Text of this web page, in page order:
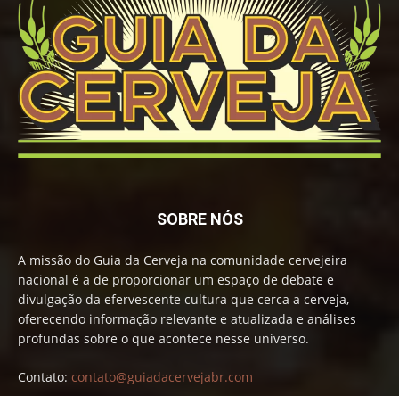
SOBRE NÓS
A missão do Guia da Cerveja na comunidade cervejeira
nacional é a de proporcionar um espaço de debate e
divulgação da efervescente cultura que cerca a cerveja,
oferecendo informação relevante e atualizada e análises
profundas sobre o que acontece nesse universo.
Contato: contato@guiadacervejabr.com